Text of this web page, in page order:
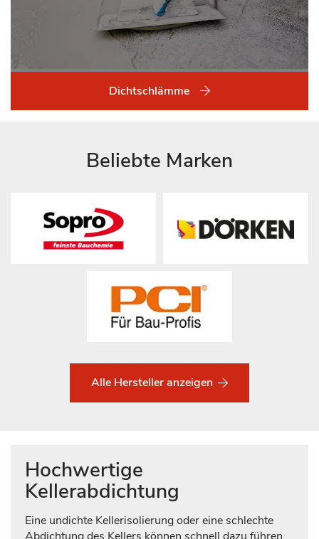
Dichtschlämme
Beliebte Marken
Alle Hersteller anzeigen
Hochwertige
Kellerabdichtung
Eine undichte Kellerisolierung oder eine schlechte